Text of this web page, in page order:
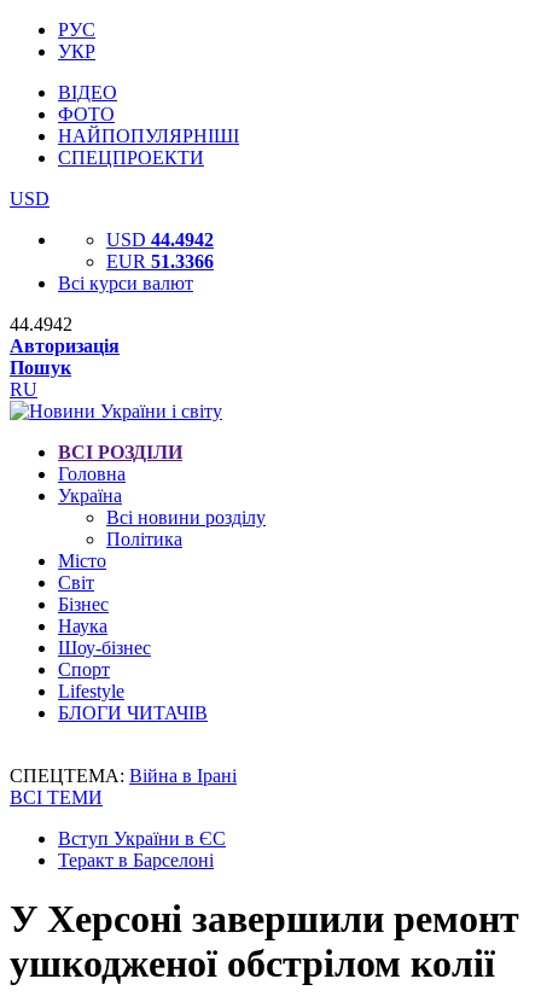
РУС
УКР
ВІДЕО
ФОТО
НАЙПОПУЛЯРНІШІ
СПЕЦПРОЕКТИ
USD
USD 44.4942
EUR 51.3366
Всі курси валют
44.4942
Авторизація
Пошук
RU
ВСІ РОЗДІЛИ
Головна
Україна
Всі новини розділу
Політика
Місто
Світ
Бізнес
Наука
Шоу-бізнес
Спорт
Lifestyle
БЛОГИ ЧИТАЧІВ
СПЕЦТЕМА: Війна в Ірані
ВСІ ТЕМИ
Вступ України в ЄС
Теракт в Барселоні
У Херсоні завершили ремонт
ушкодженої обстрілом колії